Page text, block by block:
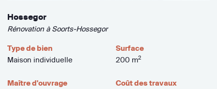
Hossegor
Rénovation à Soorts-Hossegor
Type de bien
Maison individuelle
Surface
200 m2
Maître d'ouvrage
Coût des travaux